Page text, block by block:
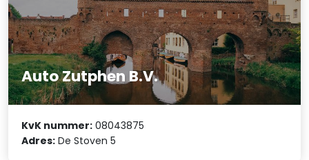
Auto Zutphen B.V.
KvK nummer: 08043875
Adres: De Stoven 5